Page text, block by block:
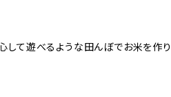
して遊べるような田んぼでお米を作